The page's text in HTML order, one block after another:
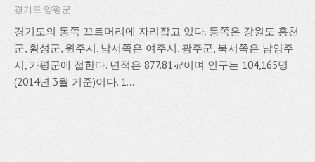
경기도 양평군
경기도의 동쪽 끄트머리에 자리잡고 있다. 동쪽은 강원도 홍천
군, 횡성군, 원주시, 남서쪽은 여주시, 광주군, 북서쪽은 남양주
시, 가평군에 접한다. 면적은 877.81㎢이며 인구는 104,165명
(2014년 3월 기준)이다. 1...